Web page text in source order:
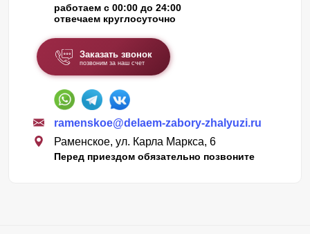
работаем с 00:00 до 24:00
отвечаем круглосуточно
Заказать звонок
позвоним за наш счет
ramenskoe@delaem-zabory-zhalyuzi.ru
Раменское, ул. Карла Маркса, 6
Перед приездом обязательно позвоните